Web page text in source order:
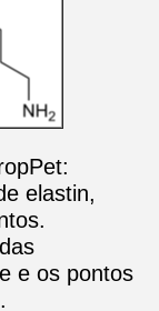
elastin,
e os pontos